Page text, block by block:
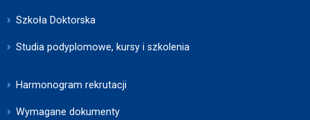
Szkoła Doktorska
Studia podyplomowe, kursy i szkolenia
Harmonogram rekrutacji
Wymagane dokumenty